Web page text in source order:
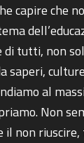
capire che
di tutti, non
saperi,
al
Non
il non